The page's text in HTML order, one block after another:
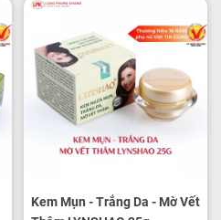
Kem Mụn - Trắng Da - Mờ Vết